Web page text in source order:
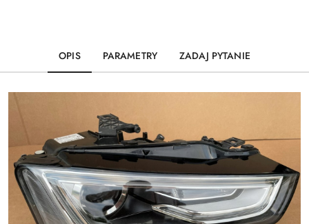
OPIS PARAMETRY ZADAJ PYTANIE